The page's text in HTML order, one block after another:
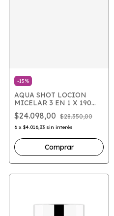
-15%
AQUA SHOT LOCION
MICELAR 3 EN 1 X 190
ML
$24.098,00 $28.350,00
6 x $4.016,33 sin interés